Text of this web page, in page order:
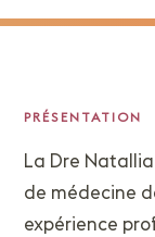
PRÉSENTATION
La Dre
de médecine
expérience